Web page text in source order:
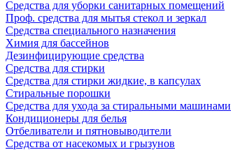
Средства для уборки санитарных помещений
Проф. средства для мытья стекол и зеркал
Средства специального назначения
Химия для бассейнов
Дезинфицирующие средства
Средства для стирки
Средства для стирки жидкие, в капсулах
Стиральные порошки
Средства для ухода за стиральными машинами
Кондиционеры для белья
Отбеливатели и пятновыводители
Средства от насекомых и грызунов